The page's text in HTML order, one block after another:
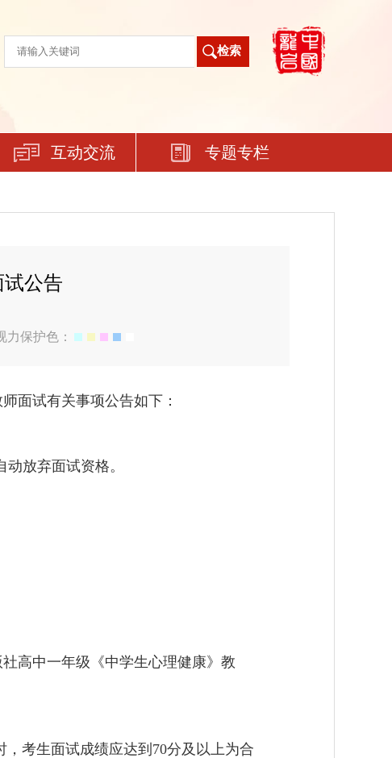
互动交流 专题专栏
试公告
力保护色：
面试有关事项公告如下：
放弃面试资格。
高中一年级《中学生心理健康》教
考生面试成绩应达到70分及以上为合